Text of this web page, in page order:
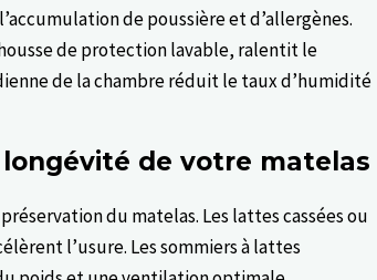
de poussière et d’allergènes.
de protection lavable, ralentit le
de la chambre réduit le taux d’humidité
de votre matelas
du matelas. Les lattes cassées ou
l’usure. Les sommiers à lattes